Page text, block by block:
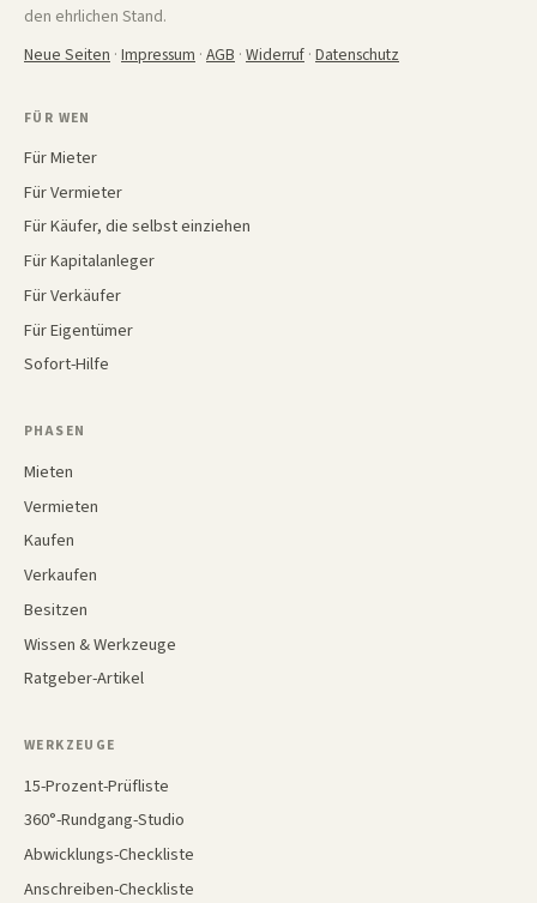
den ehrlichen Stand.
Neue Seiten · Impressum · AGB · Widerruf · Datenschutz
FÜR WEN
Für Mieter
Für Vermieter
Für Käufer, die selbst einziehen
Für Kapitalanleger
Für Verkäufer
Für Eigentümer
Sofort-Hilfe
PHASEN
Mieten
Vermieten
Kaufen
Verkaufen
Besitzen
Wissen & Werkzeuge
Ratgeber-Artikel
WERKZEUGE
15-Prozent-Prüfliste
360°-Rundgang-Studio
Abwicklungs-Checkliste
Anschreiben-Checkliste